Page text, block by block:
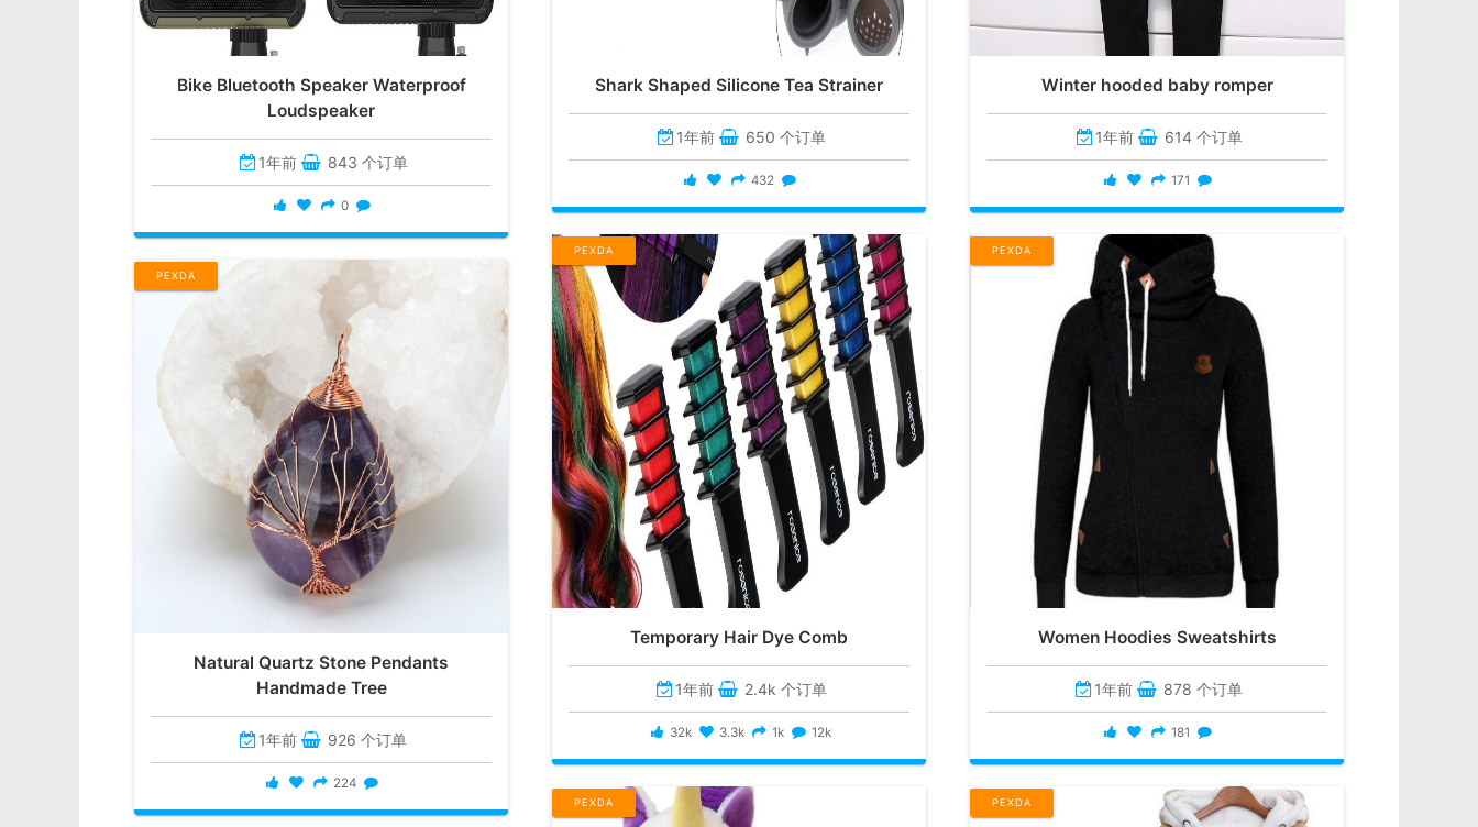
Bike Bluetooth Speaker Waterproof
Loudspeaker
1年前 843 个订单
0
Shark Shaped Silicone Tea Strainer
1年前 650 个订单
432
Winter hooded baby romper
1年前 614 个订单
171
PEXDA
Temporary Hair Dye Comb
1年前 2.4k 个订单
32k 3.3k 1k 12k
PEXDA
Women Hoodies Sweatshirts
1年前 878 个订单
181
PEXDA
Natural Quartz Stone Pendants
Handmade Tree
1年前 926 个订单
224
PEXDA PEXDA